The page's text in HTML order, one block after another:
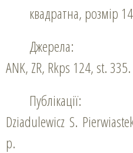
квадратна, розмір
Джерела:
ANK, ZR, Rkps 124, st.
Публікації:
Dziadulewicz S.
р.